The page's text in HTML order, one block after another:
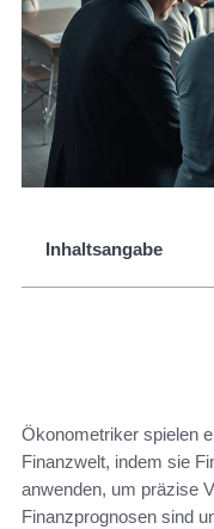
Inhaltsangabe
Ökonometriker spielen
Finanzwelt, indem sie
anwenden, um präzise
Finanzprognosen sind